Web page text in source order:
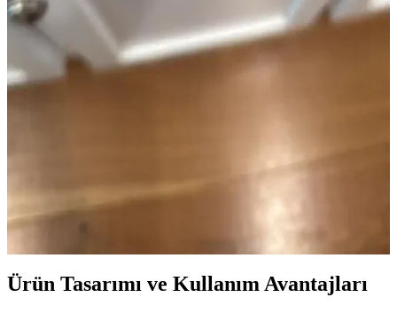
Benjamin Moore Beyaz Tonları: White Dove,
Chantilly Lace ve Simply White Karşılaştırması
Benjamin Moore'un White Dove, Chantilly Lace ve Simply White
beyaz tonları, mekanın ışıklandırması, zemin ve mobilyalarla
Boya Renkleri ve Dekorasyon Önerileri
Eski tarz siyah, gri ve beyaz granit tezgahlarla uyumlu dolap boya
renkleri ve dekorasyon önerileri sunuluyor. Doğru renk seçimi ve
aksesuarlarla mutfak görünümü yenilenebilir.
Ürün Tasarımı ve Kullanım Avantajları